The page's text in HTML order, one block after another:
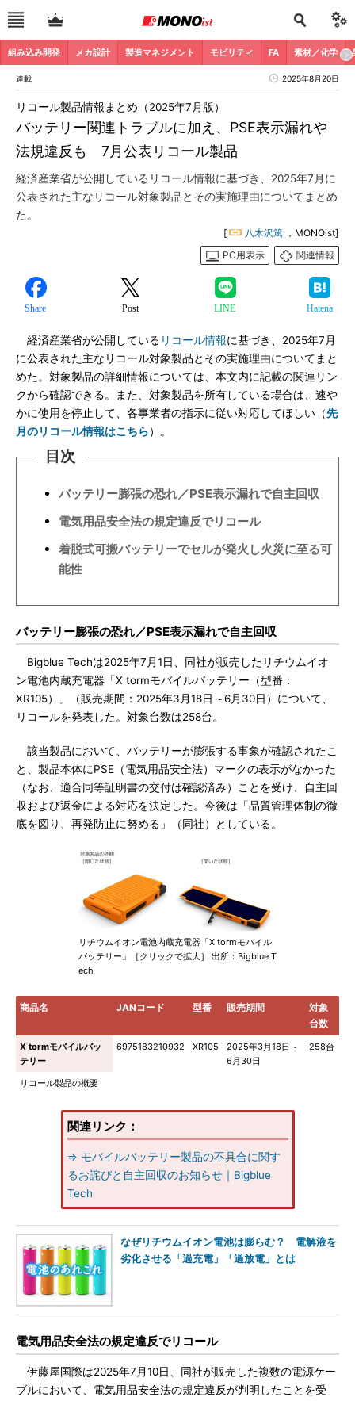
組み込み開発 メカ設計 製造マネジメント モビリティ FA 素材／化学
連載 2025年8月20日
バッテリー関連トラブルに加え、PSE表示漏れや
法規違反も 7月公表リコール製品
リコール製品情報まとめ（2025年7月版）
経済産業省が公開しているリコール情報に基づき、2025年7月に
公表された主なリコール対象製品とその実施理由についてまとめ
た。
[ 八木沢篤 ，MONOist]
PC用表示
関連情報
Share Post LINE Hatena
経済産業省が公開している リコール情報に基づき、2025年7月
に公表された主なリコール対象製品とその実施理由についてまと
めた。対象製品の詳細情報については、本文内に記載の関連リン
クから確認できる。また、対象製品を所有している場合は、速や
かに使用を停止して、各事業者の指示に従い対応してほしい（先
月のリコール情報はこちら）。
目次
バッテリー膨張の恐れ／PSE表示漏れで自主回収
電気用品安全法の規定違反でリコール
着脱式可搬バッテリーでセルが発火し火災に至る可
能性
バッテリー膨張の恐れ／PSE表示漏れで自主回収
Bigblue Techは2025年7月1日、同社が販売したリチウムイオ
ン電池内蔵充電器「X tormモバイルバッテリー（型番：
XR105）」（販売期間：2025年3月18日～6月30日）について、
リコールを発表した。対象台数は258台。
該当製品において、バッテリーが膨張する事象が確認されたこ
と、製品本体にPSE（電気用品安全法）マークの表示がなかった
（なお、適合同等証明書の交付は確認済み）ことを受け、自主回
収および返金による対応を決定した。今後は「品質管理体制の徹
底を図り、再発防止に努める」（同社）としている。
リチウムイオン電池内蔵充電器「X tormモバイル
バッテリー」［クリックで拡大］ 出所：Bigblue T
ech
商品名 JANコード 型番 販売期間
対象
台数
X tormモバイルバッ
テリー
6975183210932 XR105
2025年3月18日～
6月30日
258台
リコール製品の概要
関連リンク：
⇒ モバイルバッテリー製品の不具合に関す
るお詫びと自主回収のお知らせ｜Bigblue
Tech
なぜリチウムイオン電池は膨らむ？ 電解液を
劣化させる「過充電」「過放電」とは
電気用品安全法の規定違反でリコール
伊藤屋国際は2025年7月10日、同社が販売した複数の電源ケー
ブルにおいて、電気用品安全法の規定違反が判明したことを受